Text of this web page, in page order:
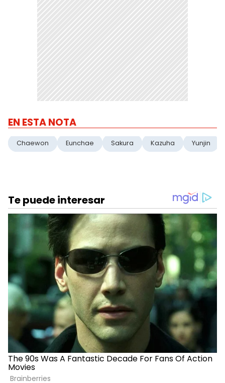
EN ESTA NOTA
Chaewon Eunchae Sakura Kazuha Yunjin